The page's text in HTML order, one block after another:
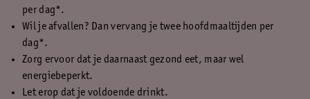
per dag*.
Wil je afvallen? Dan vervang je twee hoofdmaaltijden per
dag*.
Zorg ervoor dat je daarnaast gezond eet, maar wel
energiebeperkt.
Let erop dat je voldoende drinkt.